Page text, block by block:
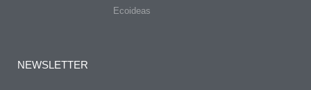
Ecoideas
NEWSLETTER